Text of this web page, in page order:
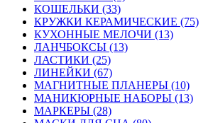
КОШЕЛЬКИ (33)
КРУЖКИ КЕРАМИЧЕСКИЕ (75)
КУХОННЫЕ МЕЛОЧИ (13)
ЛАНЧБОКСЫ (13)
ЛАСТИКИ (25)
ЛИНЕЙКИ (67)
МАГНИТНЫЕ ПЛАНЕРЫ (10)
МАНИКЮРНЫЕ НАБОРЫ (13)
МАРКЕРЫ (28)